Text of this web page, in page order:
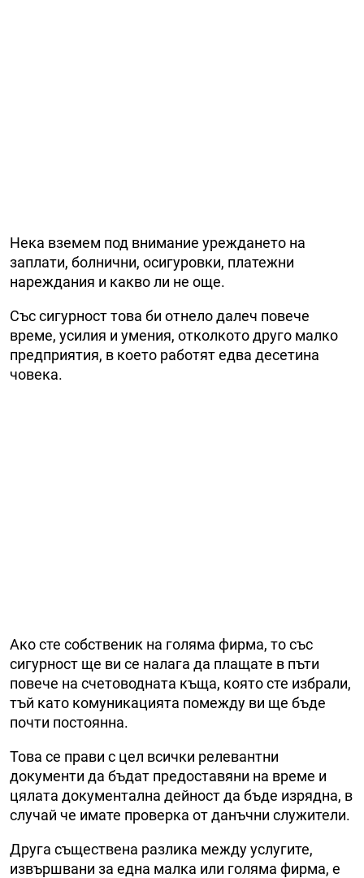
Нека вземем под внимание уреждането на
заплати, болнични, осигуровки, платежни
нареждания и какво ли не още.
Със сигурност това би отнело далеч повече
време, усилия и умения, отколкото друго малко
предприятия, в което работят едва десетина
човека.
Ако сте собственик на голяма фирма, то със
сигурност ще ви се налага да плащате в пъти
повече на счетоводната къща, която сте избрали,
тъй като комуникацията помежду ви ще бъде
почти постоянна.
Това се прави с цел всички релевантни
документи да бъдат предоставяни на време и
цялата документална дейност да бъде изрядна, в
случай че имате проверка от данъчни служители.
Друга съществена разлика между услугите,
извършвани за една малка или голяма фирма, е